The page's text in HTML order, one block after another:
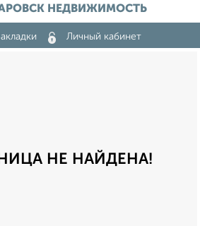
НЕДВИЖИМОСТЬ
Личный кабинет
НЕ НАЙДЕНА!